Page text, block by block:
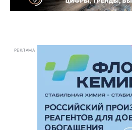
РЕКЛАМА